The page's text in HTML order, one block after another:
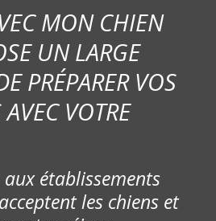
MON CHIEN
UN LARGE
PRÉPARER VOS
VOTRE
aux établissements
les chiens et